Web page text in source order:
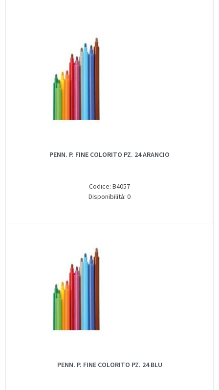
PENN. P. FINE COLORITO PZ. 24 ARANCIO
Codice: B4057
Disponibilità: 0
PENN. P. FINE COLORITO PZ. 24 BLU